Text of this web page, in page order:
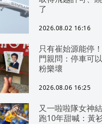
了
2026.08.02 16:16
只有崔始源能停
門親問：停車可
粉樂壞
2026.08.06 16:25
又一啦啦隊女神
跑10年甜喊：黃